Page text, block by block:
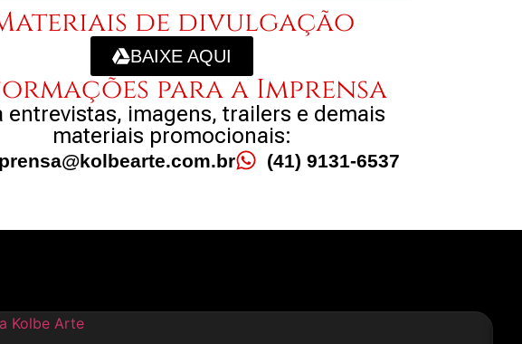
de divulgação
BAIXE AQUI
para a Imprensa
entrevistas, imagens, trailers e demais
materiais promocionais:
(41) 9131-6537